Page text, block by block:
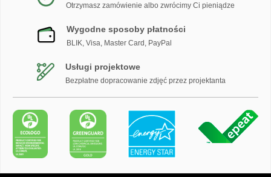
Otrzymasz zamówienie albo zwrócimy Ci pieniądze
Wygodne sposoby płatności
BLIK, Visa, Master Card, PayPal
Usługi projektowe
Bezpłatne dopracowanie zdjęć przez projektanta